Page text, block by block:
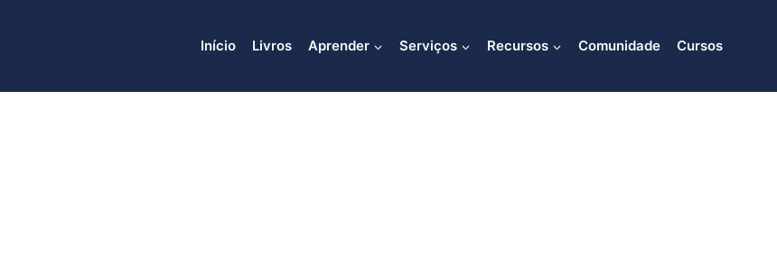
Início Livros Aprender Serviços Recursos Comunidade Cursos